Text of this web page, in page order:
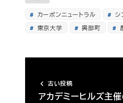
カーボンニュートラル シ
東京大学
興部町
古い投稿
アカデミーヒルズ主